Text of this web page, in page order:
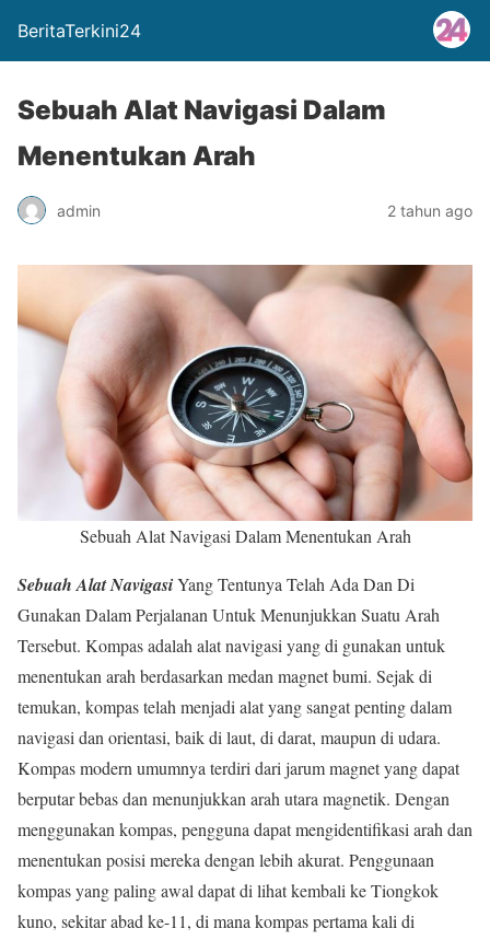
BeritaTerkini24
Sebuah Alat Navigasi Dalam
Menentukan Arah
admin 2 tahun ago
Sebuah Alat Navigasi Dalam Menentukan Arah
Sebuah Alat NavigasiYang Tentunya Telah Ada Dan Di
Gunakan Dalam Perjalanan Untuk Menunjukkan Suatu Arah
Tersebut. Kompas adalah alat navigasi yang di gunakan untuk
menentukan arah berdasarkan medan magnet bumi. Sejak di
temukan, kompas telah menjadi alat yang sangat penting dalam
navigasi dan orientasi, baik di laut, di darat, maupun di udara.
Kompas modern umumnya terdiri dari jarum magnet yang dapat
berputar bebas dan menunjukkan arah utara magnetik. Dengan
menggunakan kompas, pengguna dapat mengidentifikasi arah dan
menentukan posisi mereka dengan lebih akurat. Penggunaan
kompas yang paling awal dapat di lihat kembali ke Tiongkok
kuno, sekitar abad ke-11, di mana kompas pertama kali di